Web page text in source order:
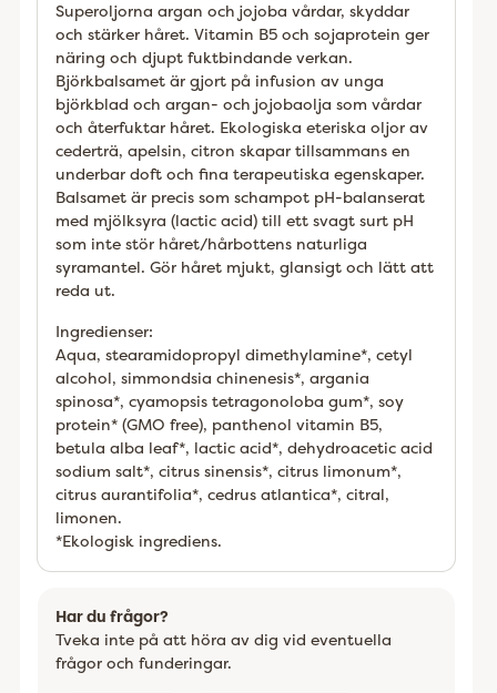
Superoljorna argan och jojoba vårdar, skyddar
och stärker håret. Vitamin B5 och sojaprotein ger
näring och djupt fuktbindande verkan.
Björkbalsamet är gjort på infusion av unga
björkblad och argan- och jojobaolja som vårdar
och återfuktar håret. Ekologiska eteriska oljor av
cederträ, apelsin, citron skapar tillsammans en
underbar doft och fina terapeutiska egenskaper.
Balsamet är precis som schampot pH-balanserat
med mjölksyra (lactic acid) till ett svagt surt pH
som inte stör håret/hårbottens naturliga
syramantel. Gör håret mjukt, glansigt och lätt att
reda ut.
Ingredienser:
Aqua, stearamidopropyl dimethylamine*, cetyl
alcohol, simmondsia chinenesis*, argania
spinosa*, cyamopsis tetragonoloba gum*, soy
protein* (GMO free), panthenol vitamin B5,
betula alba leaf*, lactic acid*, dehydroacetic acid
sodium salt*, citrus sinensis*, citrus limonum*,
citrus aurantifolia*, cedrus atlantica*, citral,
limonen.
*Ekologisk ingrediens.
Har du frågor?
Tveka inte på att höra av dig vid eventuella
frågor och funderingar.